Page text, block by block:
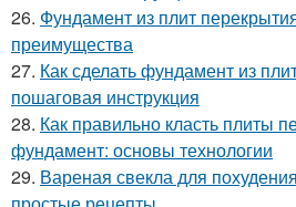
26. Фундамент из плит
преимущества
27. Как сделать фундамент из
пошаговая инструкция
28. Как правильно класть плиты
фундамент: основы технологии
29. Вареная свекла для